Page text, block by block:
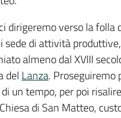
dirigeremo verso la folla
sede di attività
almeno dal XVIII
del Lanza. Proseguiremo
un tempo, per poi
di San Matteo,